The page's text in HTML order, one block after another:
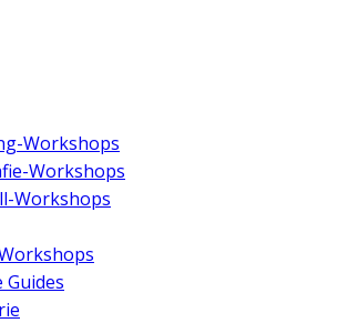
Workshops
Workshops
Workshops
Guides